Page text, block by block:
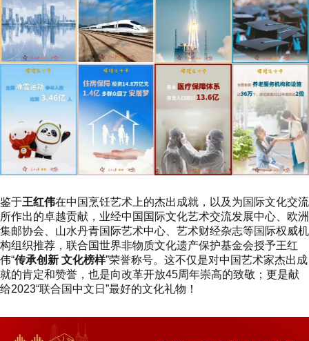
鉴于王红伟在中国烹饪艺术上的杰出成就，以及为国际文化交流
所作出的卓越贡献，业经中国国际文化艺术交流发展中心、欧洲
集邮协会、山水丹青国际艺术中心、艺术财经杂志等国际权威机
构组织推荐，联合国世界非物质文化遗产保护基金会授予王红
伟“传承创新 文化榜样”荣誉称号。这不仅是对中国艺术家杰出成
就的肯定和赞誉，也是向改革开放45周年崇高的致敬；更是献
给2023“联合国中文日”最好的文化礼物！